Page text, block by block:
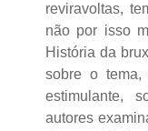
reviravoltas,
não por isso
História da
sobre o
estimulante,
autores